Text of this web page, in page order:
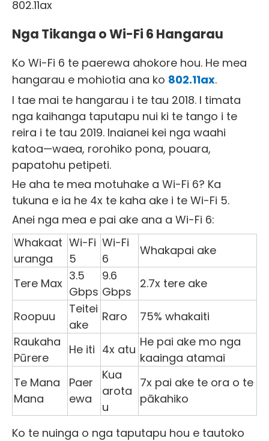
802.11ax
Nga Tikanga o Wi-Fi 6 Hangarau
Ko Wi-Fi 6 te paerewa ahokore hou. He mea
hangarau e mohiotia ana ko 802.11ax.
I tae mai te hangarau i te tau 2018. I timata
nga kaihanga taputapu nui ki te tango i te
reira i te tau 2019. Inaianei kei nga waahi
katoa—waea, rorohiko pona, pouara,
papatohu petipeti.
He aha te mea motuhake a Wi-Fi 6? Ka
tukuna e ia he 4x te kaha ake i te Wi-Fi 5.
Anei nga mea e pai ake ana a Wi-Fi 6:
Whakaat
uranga
Wi-Fi
5
Wi-Fi
6
Whakapai ake
Tere Max
3.5
Gbps
9.6
Gbps
2.7x tere ake
Roopuu
Teitei
ake
Raro
75% whakaiti
Raukaha
Pūrere
He iti 4x atu
He pai ake mo nga
kaainga atamai
Te Mana
Mana
Paer
ewa
Kua
arota
u
7x pai ake te ora o te
pākahiko
Ko te nuinga o nga taputapu hou e tautoko